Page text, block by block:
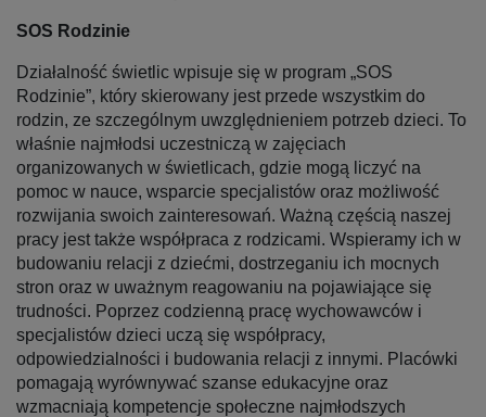
SOS Rodzinie
Działalność świetlic wpisuje się w program „SOS
Rodzinie”, który skierowany jest przede wszystkim do
rodzin, ze szczególnym uwzględnieniem potrzeb dzieci. To
właśnie najmłodsi uczestniczą w zajęciach
organizowanych w świetlicach, gdzie mogą liczyć na
pomoc w nauce, wsparcie specjalistów oraz możliwość
rozwijania swoich zainteresowań. Ważną częścią naszej
pracy jest także współpraca z rodzicami. Wspieramy ich w
budowaniu relacji z dziećmi, dostrzeganiu ich mocnych
stron oraz w uważnym reagowaniu na pojawiające się
trudności. Poprzez codzienną pracę wychowawców i
specjalistów dzieci uczą się współpracy,
odpowiedzialności i budowania relacji z innymi. Placówki
pomagają wyrównywać szanse edukacyjne oraz
wzmacniają kompetencje społeczne najmłodszych